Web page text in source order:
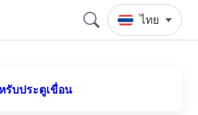
ไทย
รับประตูเขื่อน